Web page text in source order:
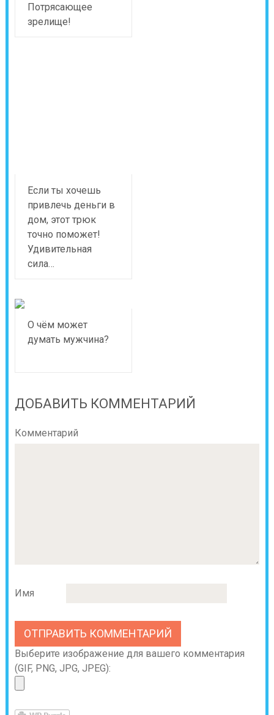
Потрясающее
зрелище!
Если ты хочешь
привлечь деньги в
дом, этот трюк
точно поможет!
Удивительная
сила…
О чём может
думать мужчина?
ДОБАВИТЬ КОММЕНТАРИЙ
Комментарий
Имя
Выберите изображение для вашего комментария
(GIF, PNG, JPG, JPEG):